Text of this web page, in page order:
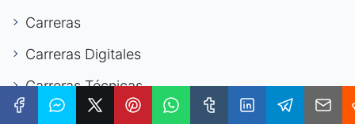
Carreras
Carreras Digitales
Carreras Técnicas
Ciberseguridad